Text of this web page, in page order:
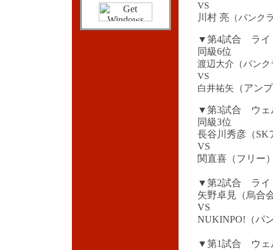
VS
川村 亮 （パンク
▼第4試合 ライ
同級6位
渡辺大介（パンク
VS
白井祐矢 （アン
▼第3試合 ウェ
同級3位
長谷川秀彦（SK
VS
関直喜（フリー
▼第2試合 ライ
矢野卓見（烏合
VS
NUKINPO!（パ
▼第1試合 ウェ